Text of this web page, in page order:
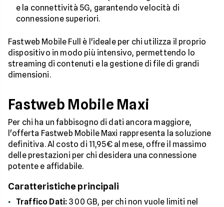
e la connettività 5G, garantendo velocità di
connessione superiori.
Fastweb Mobile Full è l'ideale per chi utilizza il proprio
dispositivo in modo più intensivo, permettendo lo
streaming di contenuti e la gestione di file di grandi
dimensioni.
Fastweb Mobile Maxi
Per chi ha un fabbisogno di dati ancora maggiore,
l'offerta Fastweb Mobile Maxi rappresenta la soluzione
definitiva. Al costo di 11,95€ al mese, offre il massimo
delle prestazioni per chi desidera una connessione
potente e affidabile.
Caratteristiche principali
Traffico Dati: 300 GB, per chi non vuole limiti nel